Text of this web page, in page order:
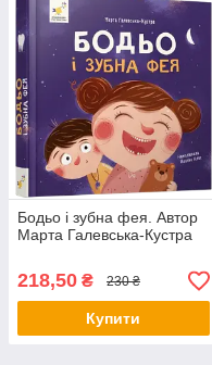
Бодьо і зубна фея. Автор
Марта Галевська-Кустра
218,50 ₴ 230 ₴
Купити